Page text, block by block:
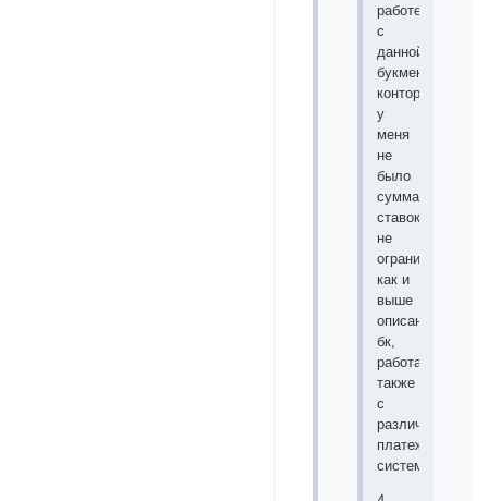
работе
с
данной
букмекерской
конторой
у
меня
не
было
сумма
ставок
не
ограничена
как и
выше
описанных
бк,
работает
также
с
различными
платежными
системами.